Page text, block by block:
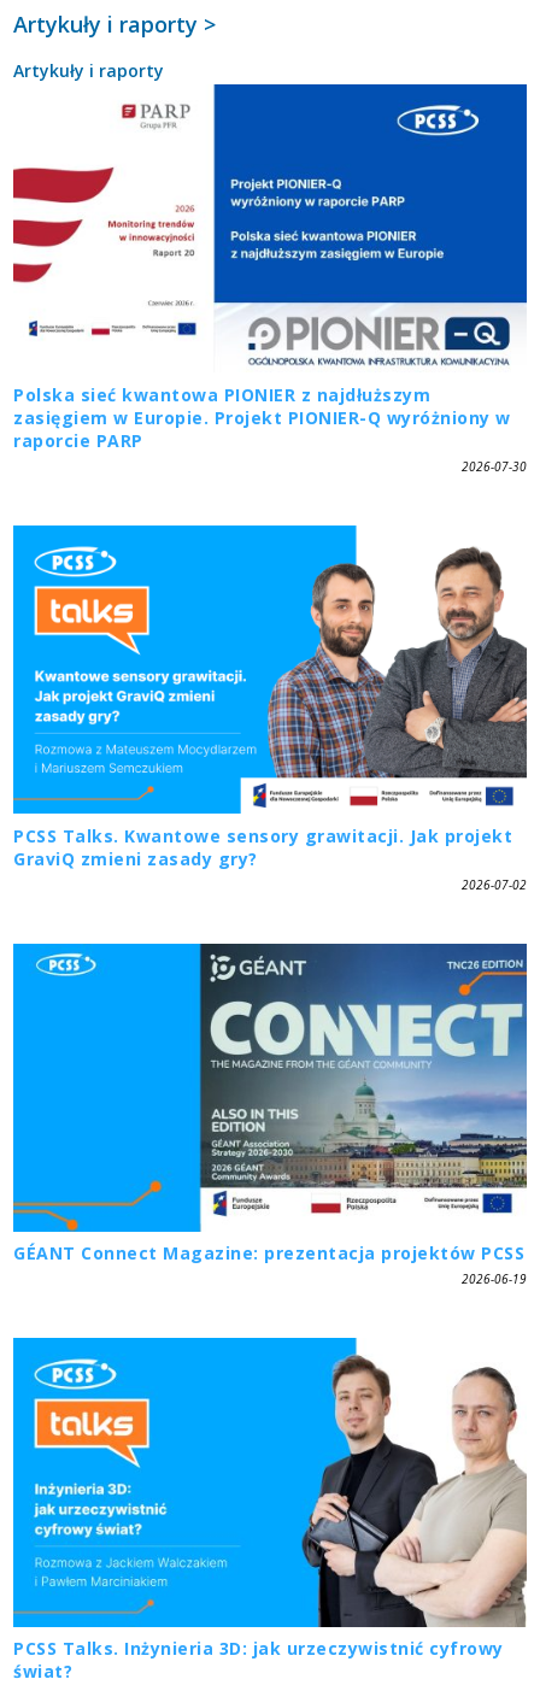
Artykuły i raporty >
Artykuły i raporty
Polska sieć kwantowa PIONIER z najdłuższym
zasięgiem w Europie. Projekt PIONIER-Q wyróżniony w
raporcie PARP
2026-07-30
PCSS Talks. Kwantowe sensory grawitacji. Jak projekt
GraviQ zmieni zasady gry?
2026-07-02
GÉANT Connect Magazine: prezentacja projektów PCSS
2026-06-19
PCSS Talks. Inżynieria 3D: jak urzeczywistnić cyfrowy
świat?